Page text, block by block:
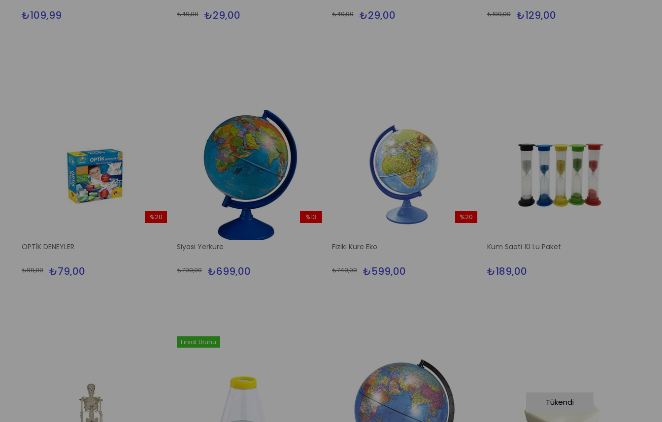
₺109,99 ₺29,00
₺49,00 ₺29,00
₺49,00 ₺129,00
₺199,00
OPTİK DENEYLER
₺79,00
₺99,00
%20
Siyasi Yerküre
₺699,00
₺799,00
%13
Fiziki Küre Eko
₺599,00
₺749,00
%20
Kum Saati 10 Lu Paket
₺189,00
Fırsat Ürünü
Tükendi